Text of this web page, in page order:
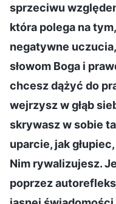
sprzeciwu
która polega na
negatywne
słowom Boga i
chcesz dążyć do
wejrzysz w głąb
skrywasz w sobie
uparcie, jak
Nim rywalizujesz.
poprzez